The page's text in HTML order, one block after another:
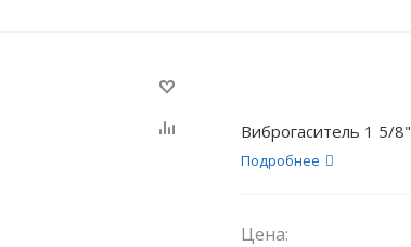
Виброгаситель 1 5/8"
Подробнее
Цена: